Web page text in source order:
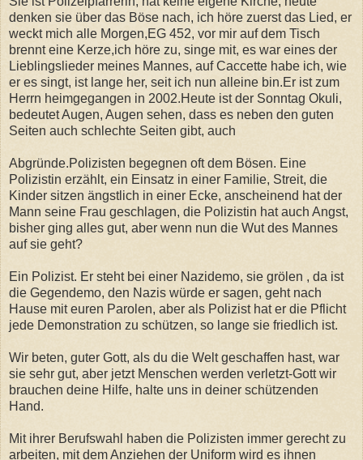
denken sie über das Böse nach, ich höre zuerst das Lied, er
weckt mich alle Morgen,EG 452, vor mir auf dem Tisch
brennt eine Kerze,ich höre zu, singe mit, es war eines der
Lieblingslieder meines Mannes, auf Caccette habe ich, wie
er es singt, ist lange her, seit ich nun alleine bin.Er ist zum
Herrn heimgegangen in 2002.Heute ist der Sonntag Okuli,
bedeutet Augen, Augen sehen, dass es neben den guten
Seiten auch schlechte Seiten gibt, auch
Abgründe.Polizisten begegnen oft dem Bösen. Eine
Polizistin erzählt, ein Einsatz in einer Familie, Streit, die
Kinder sitzen ängstlich in einer Ecke, anscheinend hat der
Mann seine Frau geschlagen, die Polizistin hat auch Angst,
bisher ging alles gut, aber wenn nun die Wut des Mannes
auf sie geht?
Ein Polizist. Er steht bei einer Nazidemo, sie grölen , da ist
die Gegendemo, den Nazis würde er sagen, geht nach
Hause mit euren Parolen, aber als Polizist hat er die Pflicht
jede Demonstration zu schützen, so lange sie friedlich ist.
Wir beten, guter Gott, als du die Welt geschaffen hast, war
sie sehr gut, aber jetzt Menschen werden verletzt-Gott wir
brauchen deine Hilfe, halte uns in deiner schützenden
Hand.
Mit ihrer Berufswahl haben die Polizisten immer gerecht zu
arbeiten, mit dem Anziehen der Uniform wird es ihnen